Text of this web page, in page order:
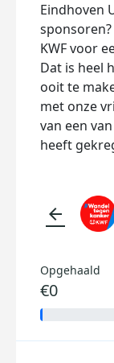
Eindhoven
KWF voor
Dat is heel
ooit te
met onze
van een
heeft
arrow_back
Opgehaald
€0